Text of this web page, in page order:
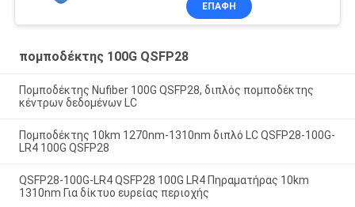
ΕΠΑΦΉ
πομποδέκτης 100G QSFP28
Πομποδέκτης Nufiber 100G QSFP28, διπλός πομποδέκτης
κέντρων δεδομένων LC
Πομποδέκτης 10km 1270nm-1310nm διπλό LC QSFP28-100G-
LR4 100G QSFP28
QSFP28-100G-LR4 QSFP28 100G LR4 Πηραματήρας 10km
1310nm Για δίκτυο ευρείας περιοχής